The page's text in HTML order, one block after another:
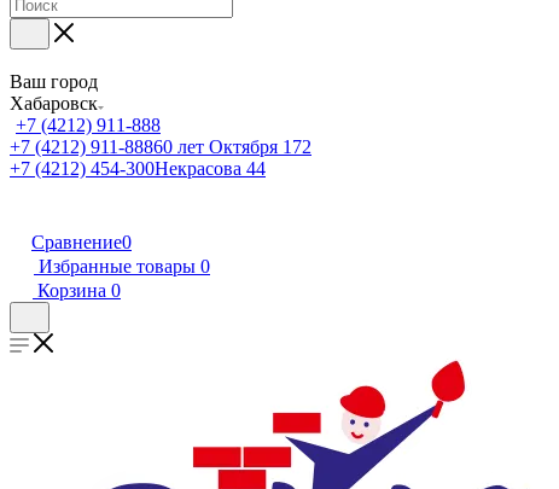
Ваш город
Хабаровск
+7 (4212) 911-888
+7 (4212) 911-88860 лет Октября 172
+7 (4212) 454-300Некрасова 44
Сравнение0
Избранные товары 0
Корзина 0